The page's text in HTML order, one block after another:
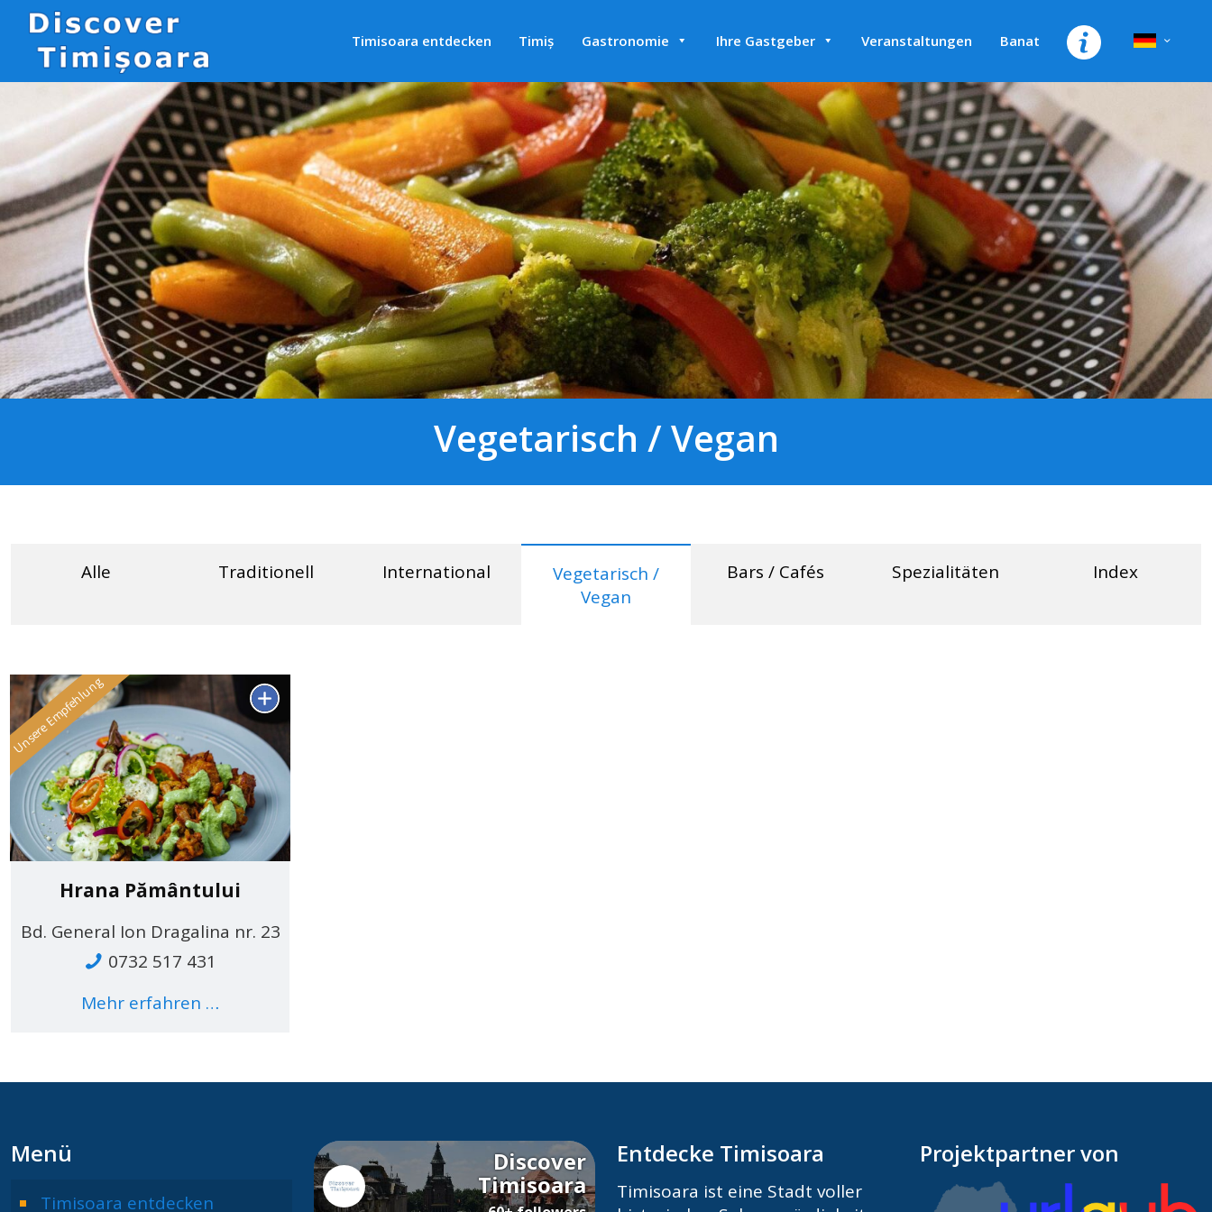
Timisoara entdecken Timiș Gastronomie Ihre Gastgeber Veranstaltungen Banat
Vegetarisch / Vegan
Alle Traditionell International
Vegetarisch /
Vegan
Bars / Cafés Spezialitäten Index
Hrana Pământului
Bd. General Ion Dragalina nr. 23
0732 517 431
Mehr erfahren …
Menü
Timisoara entdecken
Discover
Timisoara
Entdecke Timisoara
Timisoara ist eine Stadt voller
Projektpartner von